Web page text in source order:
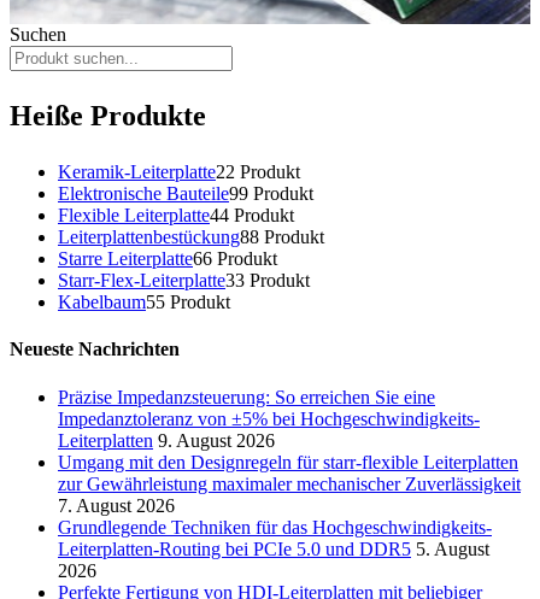
Suchen
Heiße Produkte
Keramik-Leiterplatte22 Produkt
Elektronische Bauteile99 Produkt
Flexible Leiterplatte44 Produkt
Leiterplattenbestückung88 Produkt
Starre Leiterplatte66 Produkt
Starr-Flex-Leiterplatte33 Produkt
Kabelbaum55 Produkt
Neueste Nachrichten
Präzise Impedanzsteuerung: So erreichen Sie eine
Impedanztoleranz von ±5% bei Hochgeschwindigkeits-
Leiterplatten 9. August 2026
Umgang mit den Designregeln für starr-flexible Leiterplatten
zur Gewährleistung maximaler mechanischer Zuverlässigkeit
7. August 2026
Grundlegende Techniken für das Hochgeschwindigkeits-
Leiterplatten-Routing bei PCIe 5.0 und DDR5 5. August
2026
Perfekte Fertigung von HDI-Leiterplatten mit beliebiger